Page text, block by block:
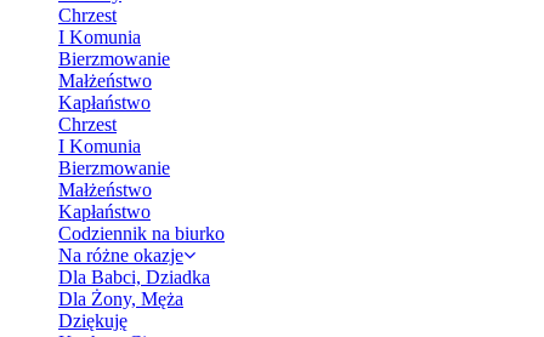
Chrzest
I Komunia
Bierzmowanie
Małżeństwo
Kapłaństwo
Chrzest
I Komunia
Bierzmowanie
Małżeństwo
Kapłaństwo
Codziennik na biurko
Na różne okazje
Dla Babci, Dziadka
Dla Żony, Męża
Dziękuję